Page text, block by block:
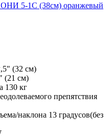
5-1С (38см) оранжевый
(32 см)
(21 см)
130 кг
препятствия
наклона 13 градусов(без